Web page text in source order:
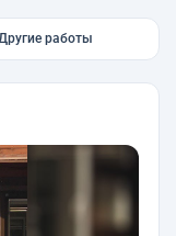
работы